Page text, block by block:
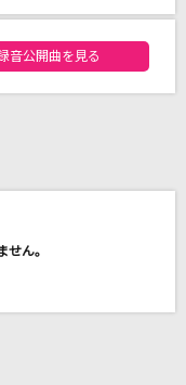
6/22渋谷
音公開曲を見る